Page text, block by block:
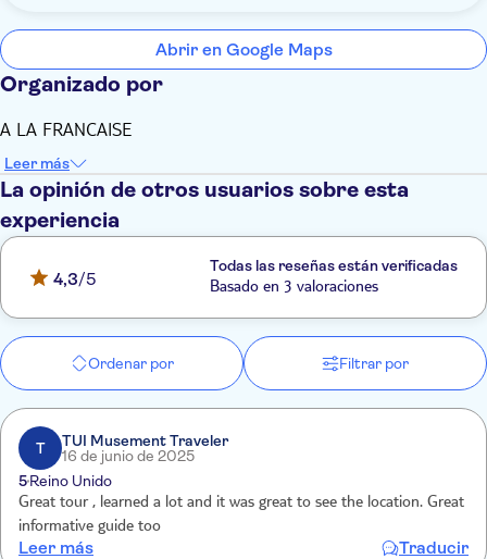
Abrir en Google Maps
Organizado por
A LA FRANCAISE
Leer más
La opinión de otros usuarios sobre esta
experiencia
4,3/5
Todas las reseñas están verificadas
Basado en 3 valoraciones
Ordenar por Filtrar por
T
TUI Musement Traveler
16 de junio de 2025
5Reino Unido
Great tour , learned a lot and it was great to see the location. Great
informative guide too
Leer más Traducir